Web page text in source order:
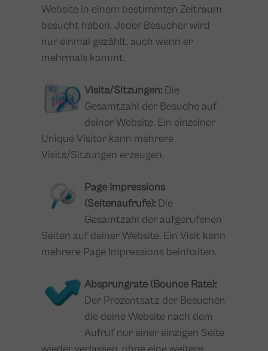
Website in einem bestimmten Zeitraum
besucht haben. Jeder Besucher wird
nur einmal gezählt, auch wenn er
mehrmals kommt.
Visits/Sitzungen: Die
Gesamtzahl der Besuche auf
deiner Website. Ein einzelner
Unique Visitor kann mehrere
Visits/Sitzungen erzeugen.
Page Impressions
(Seitenaufrufe): Die
Gesamtzahl der aufgerufenen
Seiten auf deiner Website. Ein Visit kann
mehrere Page Impressions beinhalten.
Absprungrate (Bounce Rate):
Der Prozentsatz der Besucher,
die deine Website nach dem
Aufruf nur einer einzigen Seite